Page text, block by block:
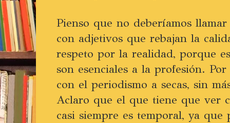
Pienso que no deberíamos
con adjetivos que rebajan la
respeto por la realidad, porque
son esenciales a la profesión.
con el periodismo a secas, sin
Aclaro que el que tiene que ver
casi siempre es temporal, ya que